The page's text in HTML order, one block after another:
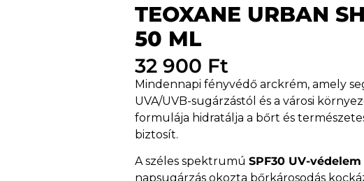
TEOXANE URBAN
50 ML
32 900 Ft
Mindennapi fényvédő arckrém, amely
UVA/UVB-sugárzástól és a városi
formulája hidratálja a bőrt és
biztosít.
A széles spektrumú SPF30 UV-védelem
napsugárzás okozta bőrkárosodás